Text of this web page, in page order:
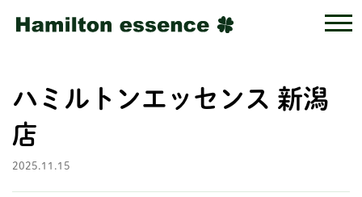
ハミルトンエッセンス 新潟
店
2025.11.15